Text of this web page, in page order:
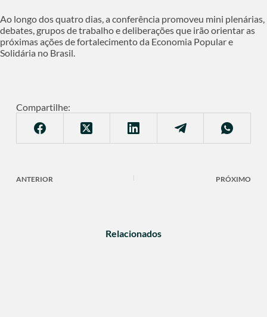
Ao longo dos quatro dias, a conferência promoveu mini plenárias,
debates, grupos de trabalho e deliberações que irão orientar as
próximas ações de fortalecimento da Economia Popular e
Solidária no Brasil.
Compartilhe:
ANTERIOR PRÓXIMO
Relacionados